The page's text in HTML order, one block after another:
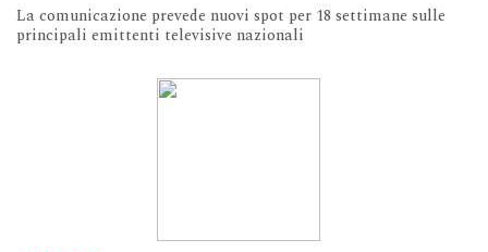
La comunicazione prevede nuovi spot per 18 settimane sulle
principali emittenti televisive nazionali